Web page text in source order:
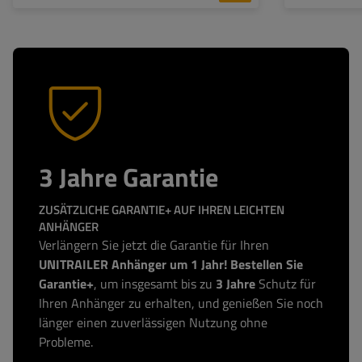
3 Jahre Garantie
ZUSÄTZLICHE GARANTIE+ AUF IHREN LEICHTEN
ANHÄNGER
Verlängern Sie jetzt die Garantie für Ihren
UNITRAILER Anhänger um 1 Jahr! Bestellen Sie
Garantie+, um insgesamt bis zu 3 Jahre Schutz für
Ihren Anhänger zu erhalten, und genießen Sie noch
länger einen zuverlässigen Nutzung ohne
Probleme.